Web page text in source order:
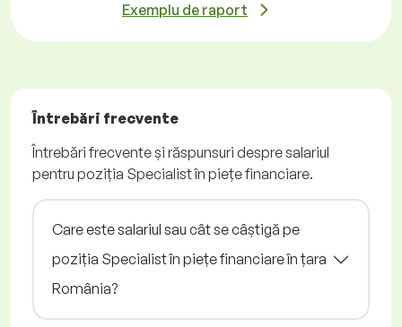
Exemplu de raport
Întrebări frecvente
Întrebări frecvente și răspunsuri despre salariul
pentru poziția Specialist în piețe financiare.
Care este salariul sau cât se câștigă pe
poziția Specialist în piețe financiare în țara
România?